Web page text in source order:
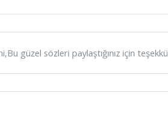
güzel sözleri paylaştığınız için